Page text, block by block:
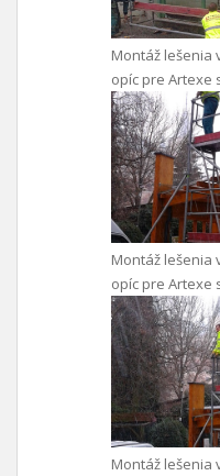
Montáž lešenia
opíc pre Artexe
Montáž lešenia
opíc pre Artexe
Montáž lešenia